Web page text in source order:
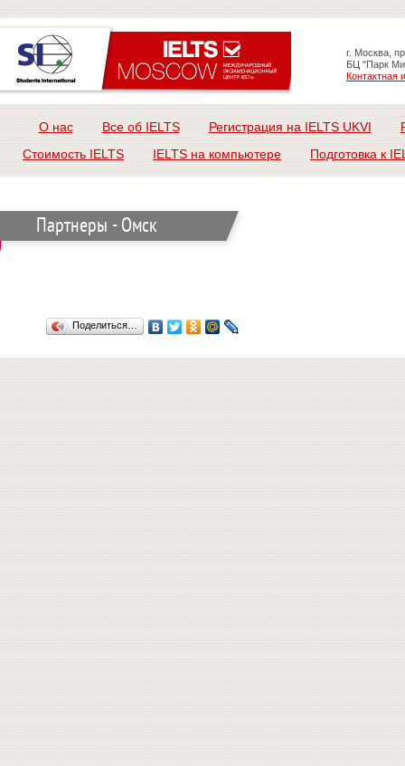
г. Москва,
БЦ "Парк
Контактная
О нас Все об IELTS Регистрация на IELTS UKVI
Стоимость IELTS
IELTS на компьютере Подготовка к
Партнеры - Омск
Поделиться…